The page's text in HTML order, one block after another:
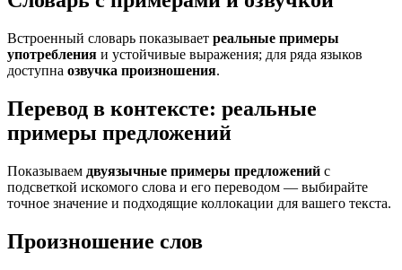
Встроенный словарь показывает реальные примеры
употребления и устойчивые выражения; для ряда языков
доступна озвучка произношения.
Перевод в контексте: реальные
примеры предложений
Показываем двуязычные примеры предложений с
подсветкой искомого слова и его переводом — выбирайте
точное значение и подходящие коллокации для вашего текста.
Произношение слов